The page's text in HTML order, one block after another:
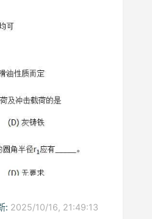
: 2025/10/16, 21:49:13